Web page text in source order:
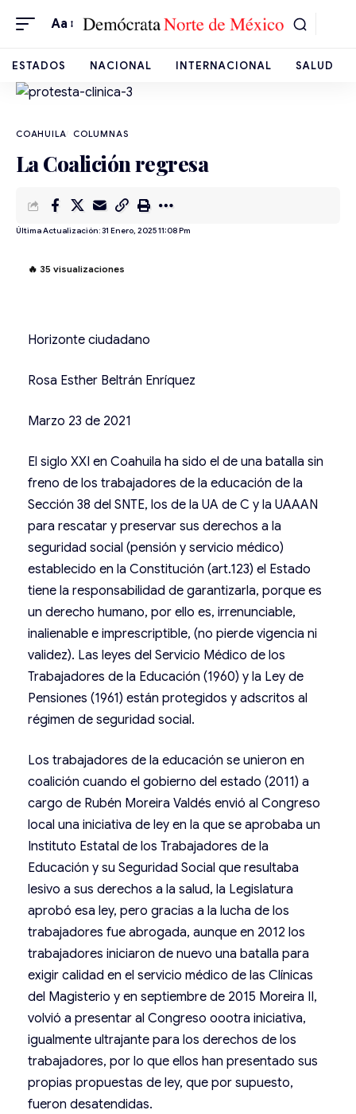
Aa
ESTADOS NACIONAL INTERNACIONAL SALUD
COAHUILA
La Coalición regresa
Última Actualización: 31 Enero, 2025 11:08 Pm
🔥 35 visualizaciones
Horizonte ciudadano
Rosa Esther Beltrán Enríquez
Marzo 23 de 2021
El siglo XXI en Coahuila ha sido el de una batalla sin
freno de los trabajadores de la educación de la
Sección 38 del SNTE, los de la UA de C y la UAAAN
para rescatar y preservar sus derechos a la
seguridad social (pensión y servicio médico)
establecido en la Constitución (art.123) el Estado
tiene la responsabilidad de garantizarla, porque es
un derecho humano, por ello es, irrenunciable,
inalienable e imprescriptible, (no pierde vigencia ni
validez). Las leyes del Servicio Médico de los
Trabajadores de la Educación (1960) y la Ley de
Pensiones (1961) están protegidos y adscritos al
régimen de seguridad social.
Los trabajadores de la educación se unieron en
coalición cuando el gobierno del estado (2011) a
cargo de Rubén Moreira Valdés envió al Congreso
local una iniciativa de ley en la que se aprobaba un
Instituto Estatal de los Trabajadores de la
Educación y su Seguridad Social que resultaba
lesivo a sus derechos a la salud, la Legislatura
aprobó esa ley, pero gracias a la lucha de los
trabajadores fue abrogada, aunque en 2012 los
trabajadores iniciaron de nuevo una batalla para
exigir calidad en el servicio médico de las Clínicas
del Magisterio y en septiembre de 2015 Moreira II,
volvió a presentar al Congreso oootra iniciativa,
igualmente ultrajante para los derechos de los
trabajadores, por lo que ellos han presentado sus
propias propuestas de ley, que por supuesto,
fueron desatendidas.